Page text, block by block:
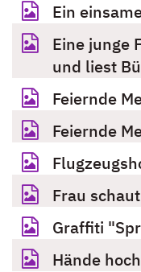
Ein
Eine junge
und liest
Feiernde
Feiernde
Frau
Graffiti
Hände